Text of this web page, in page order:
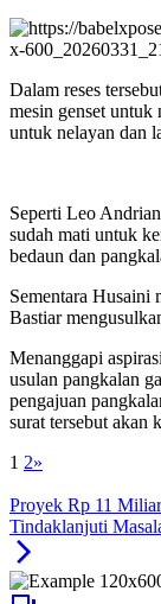
Dalam reses
mesin genset untuk
untuk nelayan dan
Seperti Leo
sudah mati untuk
bedaun dan
Sementara Husaini
Bastiar
Menanggapi
usulan pangkalan
pengajuan
surat tersebut akan
1 2»
Proyek Rp 11
Tindaklanjuti